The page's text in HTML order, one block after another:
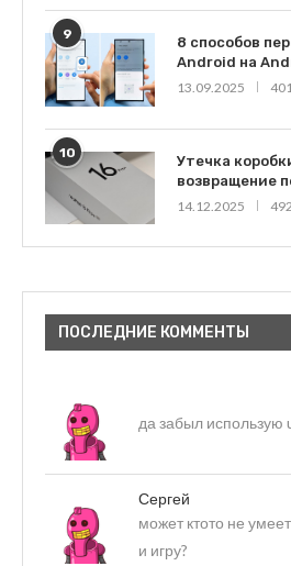
9
8 способов
Android на
13.09.2025
10
Утечка
возвращение
14.12.2025
ПОСЛЕДНИЕ КОММЕНТЫ
да забыл использую
Сергей
может ктото не
и игру?